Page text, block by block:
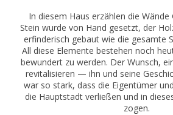
In diesem Haus erzählen die Wände
Stein wurde von Hand gesetzt, der
erfinderisch gebaut wie die gesamte
All diese Elemente bestehen noch
bewundert zu werden. Der Wunsch,
revitalisieren — ihn und seine
war so stark, dass die Eigentümer
die Hauptstadt verließen und in
zogen.